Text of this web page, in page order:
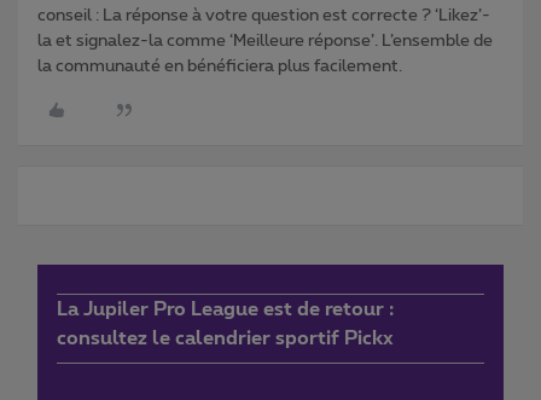
conseil : La réponse à votre question est correcte ? ‘Likez’-
la et signalez-la comme ‘Meilleure réponse’. L’ensemble de
la communauté en bénéficiera plus facilement.
La Jupiler Pro League est de retour :
consultez le calendrier sportif Pickx